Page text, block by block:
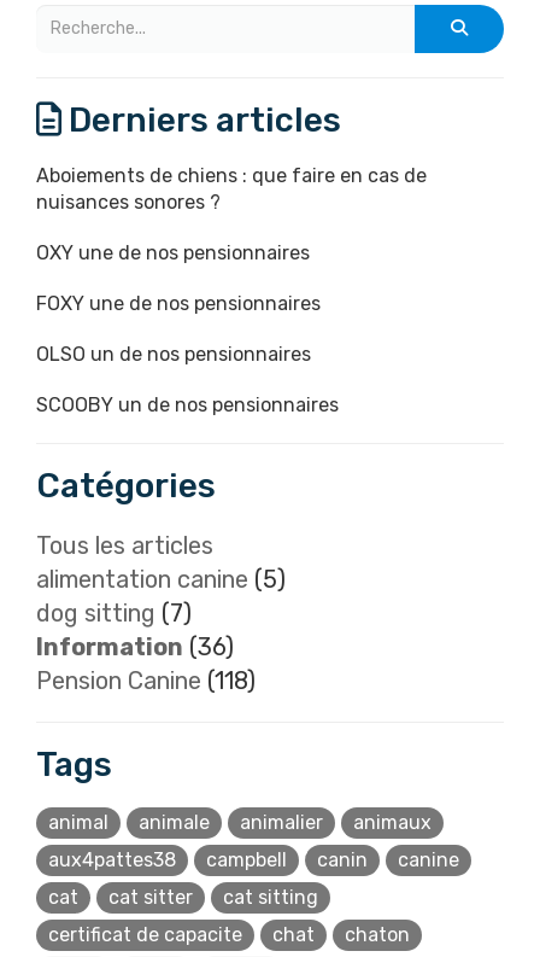
Derniers articles
Aboiements de chiens : que faire en cas de
nuisances sonores ?
OXY une de nos pensionnaires
FOXY une de nos pensionnaires
OLSO un de nos pensionnaires
SCOOBY un de nos pensionnaires
Catégories
Tous les articles
alimentation canine (5)
dog sitting (7)
Information (36)
Pension Canine (118)
Tags
animal animale animalier
animaux
aux4pattes38
campbell canin
canine
cat
cat sitter
cat sitting
certificat de capacite
chat
chaton